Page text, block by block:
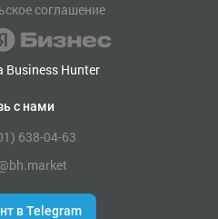
соглашение
Business Hunter
с нами
638-04-63
в Telegram